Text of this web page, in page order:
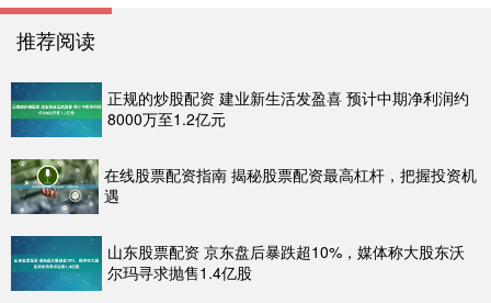
推荐阅读
正规的炒股配资 建业新生活发盈喜 预计中期净利润约
8000万至1.2亿元
在线股票配资指南 揭秘股票配资最高杠杆，把握投资机
遇
山东股票配资 京东盘后暴跌超10%，媒体称大股东沃
尔玛寻求抛售1.4亿股